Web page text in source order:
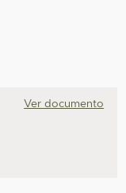
Ver documento